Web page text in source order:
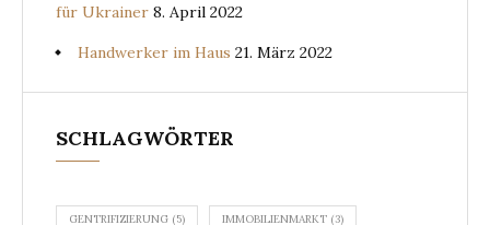
für Ukrainer 8. April 2022
Handwerker im Haus 21. März 2022
SCHLAGWÖRTER
GENTRIFIZIERUNG (5) IMMOBILIENMARKT (3)